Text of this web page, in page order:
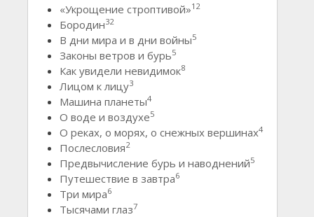
«Укрощение строптивой»12
Бородин32
В дни мира и в дни войны5
Законы ветров и бурь5
Как увидели невидимок8
Лицом к лицу3
Машина планеты4
О воде и воздухе5
О реках, о морях, о снежных вершинах4
Послесловия2
Предвычисление бурь и наводнений5
Путешествие в завтра6
Три мира6
Тысячами глаз7